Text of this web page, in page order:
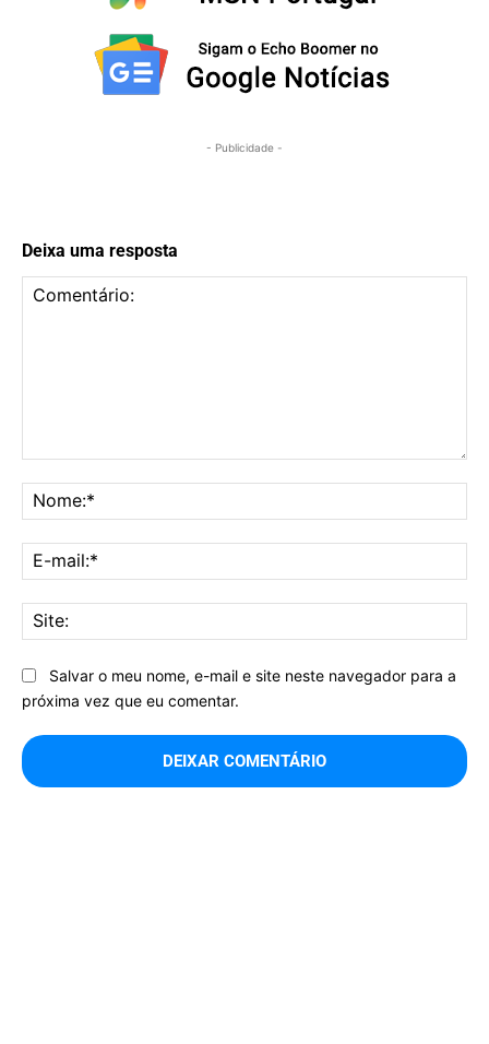
- Publicidade -
Deixa uma resposta
Salvar o meu nome, e-mail e site neste navegador para a
próxima vez que eu comentar.